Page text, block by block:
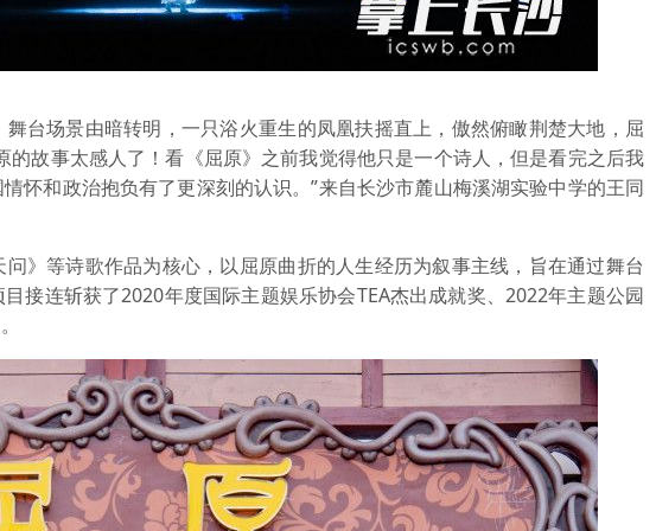
场景由暗转明，一只浴火重生的凤凰扶摇直上，傲然俯瞰荆楚大地，屈
故事太感人了！看《屈原》之前我觉得他只是一个诗人，但是看完之后我
怀和政治抱负有了更深刻的认识。”来自长沙市麓山梅溪湖实验中学的王同
等诗歌作品为核心，以屈原曲折的人生经历为叙事主线，旨在通过舞台
接连斩获了2020年度国际主题娱乐协会TEA杰出成就奖、2022年主题公园